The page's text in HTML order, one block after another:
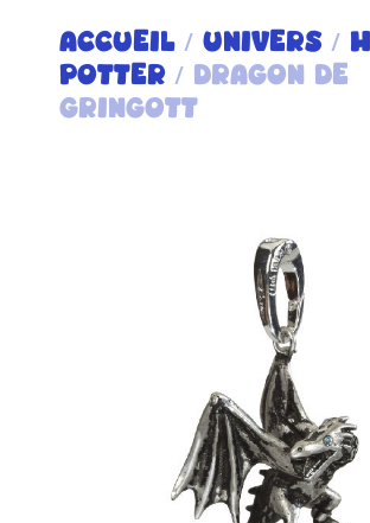
ACCUEIL/ UNIVERS/
POTTER / DRAGON DE
GRINGOTT